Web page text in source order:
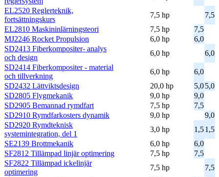
EL2520 Reglerteknik,
fortsättningskurs
7,5 hp
7,5
EL2810 Maskininlärningsteori
7,5 hp
7,5
MJ2246 Rocket Propulsion
6,0 hp
6,0
SD2413 Fiberkompositer- analys
och design
6,0 hp
6,0
SD2414 Fiberkompositer - material
och tillverkning
6,0 hp
6,0
SD2432 Lättviktsdesign
20,0 hp 5,05,0
SD2805 Flygmekanik
9,0 hp
9,0
SD2905 Bemannad rymdfart
7,5 hp
7,5
SD2910 Rymdfarkosters dynamik
9,0 hp
9,0
SD2920 Rymdteknisk
systemintegration, del 1
3,0 hp 1,51,5
SE2139 Brottmekanik
6,0 hp
6,0
SF2812 Tillämpad linjär optimering
7,5 hp
7,5
SF2822 Tillämpad ickelinjär
optimering
7,5 hp
7,5